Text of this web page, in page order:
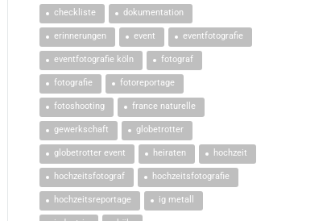
checkliste dokumentation
erinnerungen event eventfotografie
eventfotografie köln fotograf
fotografie fotoreportage
fotoshooting france naturelle
gewerkschaft globetrotter
globetrotter event heiraten hochzeit
hochzeitsfotograf hochzeitsfotografie
hochzeitsreportage ig metall